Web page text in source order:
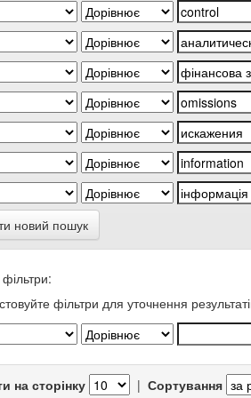
новий пошук
фільтри для уточнення
на сторінку | Сортування